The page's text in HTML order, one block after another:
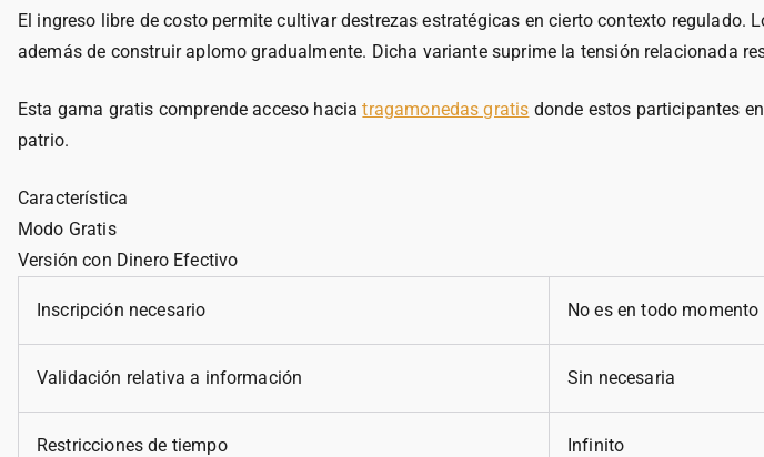
El ingreso libre de costo permite cultivar destrezas estratégicas en cierto contexto
además de construir aplomo gradualmente. Dicha variante suprime la tensión relacionada
Esta gama gratis comprende acceso haciatragamonedas gratis donde estos participantes
patrio.
Característica
Modo Gratis
Versión con Dinero Efectivo
Inscripción necesario No es en todo momento
Validación relativa a información Sin necesaria
Restricciones de tiempo Infinito